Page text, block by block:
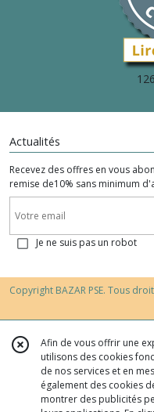
Actualités
Recevez des offres en vous
remise de10% sans minimum
Je ne suis pas un robot
Copyright BAZAR PSE. Tous
Afin de vous offrir une
utilisons des cookies
de nos services et en
également des cookies
montrer des publicités